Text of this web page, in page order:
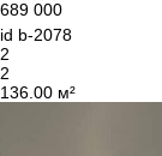
689 000
id b-2078
2
2
136.00 м²